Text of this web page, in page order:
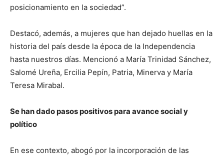
posicionamiento en la sociedad”.
Destacó, además, a mujeres que han dejado huellas en la
historia del país desde la época de la Independencia
hasta nuestros días. Mencionó a María Trinidad Sánchez,
Salomé Ureña, Ercilia Pepín, Patria, Minerva y María
Teresa Mirabal.
Se han dado pasos positivos para avance social y
político
En ese contexto, abogó por la incorporación de las